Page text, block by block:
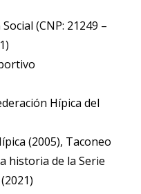
(CNP: 21249 –
Hípica del
(2005), Taconeo
historia de la Serie